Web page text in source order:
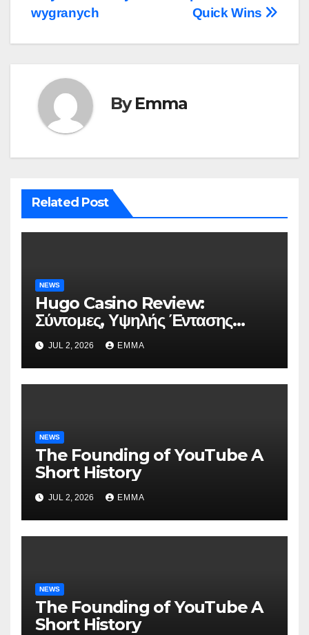
Quick Wins
wygranych
ByEmma
Related Post
NEWS
Hugo Casino Review:
Σύντομες, Υψηλής Έντασης
Συνεδρίες για Ταχεία Κέρδη
JUL 2, 2026 EMMA
NEWS
The Founding of YouTube A
Short History
JUL 2, 2026 EMMA
NEWS
The Founding of YouTube A
Short History